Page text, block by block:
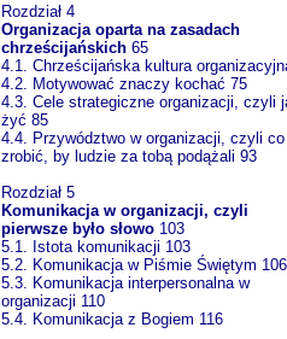
Rozdział 4
Organizacja oparta na zasadach
chrześcijańskich 65
4.1. Chrześcijańska kultura
4.2. Motywować znaczy kochać 75
4.3. Cele strategiczne organizacji, czyli
żyć 85
4.4. Przywództwo w organizacji, czyli co
zrobić, by ludzie za tobą podążali 93
Rozdział 5
Komunikacja w organizacji, czyli
pierwsze było słowo 103
5.1. Istota komunikacji 103
5.2. Komunikacja w Piśmie Świętym 106
5.3. Komunikacja interpersonalna w
organizacji 110
5.4. Komunikacja z Bogiem 116